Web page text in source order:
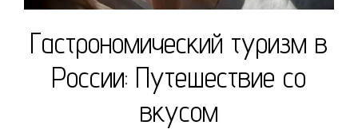
Гастрономический туризм в
России: Путешествие со
вкусом